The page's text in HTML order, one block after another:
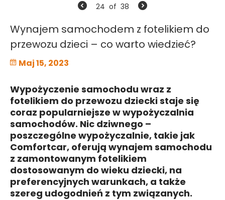
24 of 38
Wynajem samochodem z fotelikiem do
przewozu dzieci – co warto wiedzieć?
Maj 15, 2023
Wypożyczenie samochodu wraz z
fotelikiem do przewozu dziecki staje się
coraz popularniejsze w wypożyczalnia
samochodów. Nic dziwnego –
poszczególne wypożyczalnie, takie jak
Comfortcar, oferują wynajem samochodu
z zamontowanym fotelikiem
dostosowanym do wieku dziecki, na
preferencyjnych warunkach, a także
szereg udogodnień z tym związanych.